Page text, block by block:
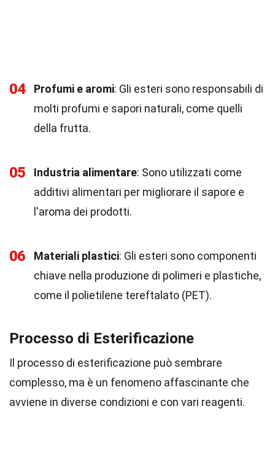
04 Profumi e aromi: Gli esteri sono responsabili di
molti profumi e sapori naturali, come quelli
della frutta.
05 Industria alimentare: Sono utilizzati come
additivi alimentari per migliorare il sapore e
l'aroma dei prodotti.
06 Materiali plastici: Gli esteri sono componenti
chiave nella produzione di polimeri e plastiche,
come il polietilene tereftalato (PET).
Processo di Esterificazione
Il processo di esterificazione può sembrare
complesso, ma è un fenomeno affascinante che
avviene in diverse condizioni e con vari reagenti.